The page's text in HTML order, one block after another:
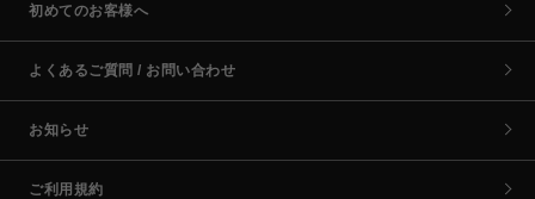
初めてのお客様へ
よくあるご質問 / お問い合わせ
お知らせ
ご利用規約